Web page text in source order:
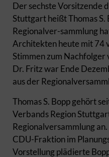
Der sechste Vorsitzende
Stuttgart heißt Thomas S.
Regionalver-sammlung
Architekten heute mit 74
Stimmen zum Nachfolger
Dr. Fritz war Ende
aus der
Thomas S. Bopp gehört
Verbands Region
Regionalversammlung
CDU-Fraktion im
Vorstellung plädierte